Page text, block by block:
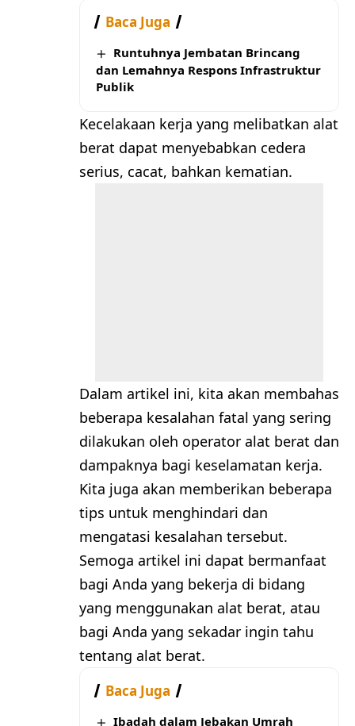
Baca Juga
Runtuhnya Jembatan Brincang
dan Lemahnya Respons Infrastruktur
Publik
Kecelakaan kerja yang melibatkan alat
berat dapat menyebabkan cedera
serius, cacat, bahkan kematian.
Dalam artikel ini, kita akan membahas
beberapa kesalahan fatal yang sering
dilakukan oleh operator alat berat dan
dampaknya bagi keselamatan kerja.
Kita juga akan memberikan beberapa
tips untuk menghindari dan
mengatasi kesalahan tersebut.
Semoga artikel ini dapat bermanfaat
bagi Anda yang bekerja di bidang
yang menggunakan alat berat, atau
bagi Anda yang sekadar ingin tahu
tentang alat berat.
Baca Juga
Ibadah dalam Jebakan Umrah